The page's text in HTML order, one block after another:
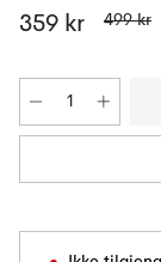
359 kr 499 kr